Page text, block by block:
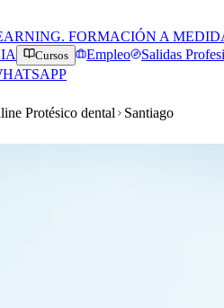
FORMACIÓN A
Cursos Empleo
Salidas
Protésico dental Santiago